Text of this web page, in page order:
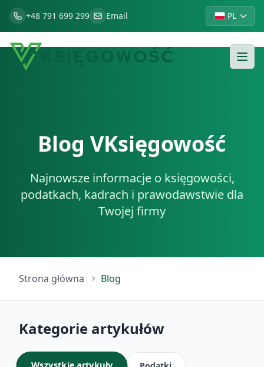
+48 791 699 299 Email PL
Blog VKsięgowość
Najnowsze informacje o księgowości,
podatkach, kadrach i prawodawstwie dla
Twojej firmy
Strona główna Blog
Kategorie artykułów